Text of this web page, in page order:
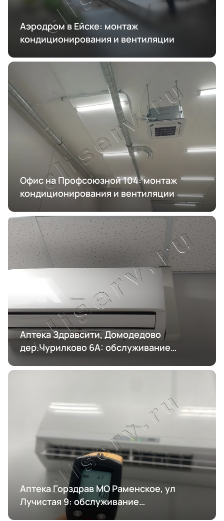
Аэродром в Ейске: монтаж
кондиционирования и вентиляции
Офис на Профсоюзной 104: монтаж
кондиционирования и вентиляции
Аптека Здравсити, Домодедово
дер.Чурилково 6А: обслуживание
Аптека Горздрав МО Раменское, ул
Лучистая 9: обслуживание
кондиционирования